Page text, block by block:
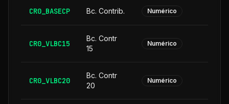
CR0_BASECP Bc. Contrib. Numérico
CR0_VLBC15
Bc. Contr
15
Numérico
CR0_VLBC20
Bc. Contr
20
Numérico